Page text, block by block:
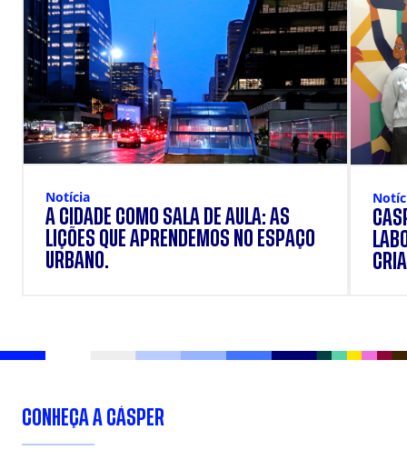
Notícia
A CIDADE COMO SALA DE AULA: AS
LIÇÕES QUE APRENDEMOS NO ESPAÇO
URBANO.
CONHEÇA A CÁSPER